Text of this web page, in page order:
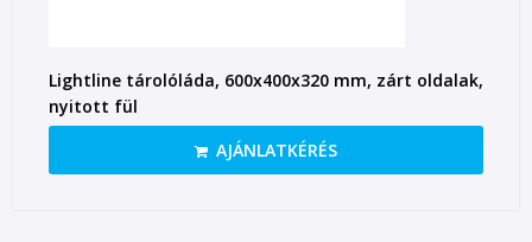
Lightline tárolóláda, 600x400x320 mm, zárt oldalak,
nyitott fül
AJÁNLATKÉRÉS